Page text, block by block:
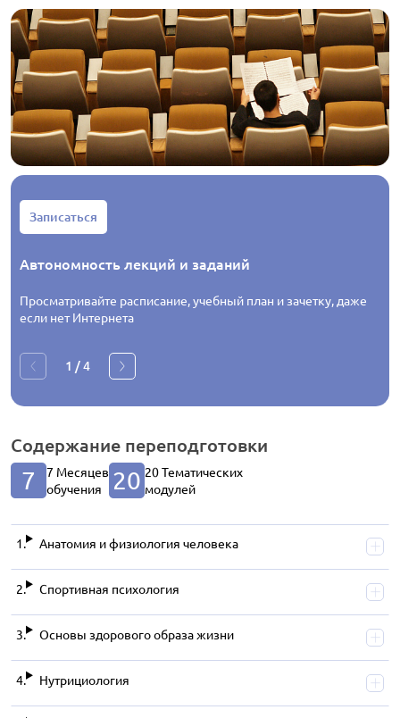
Записаться
Автономность лекций и заданий
Просматривайте расписание, учебный план и зачетку, даже
если нет Интернета
1 /4
Содержание переподготовки
7
7 Месяцев
обучения
20 20 Тематических
модулей
Анатомия и физиология человека
Спортивная психология
Основы здорового образа жизни
Нутрициология